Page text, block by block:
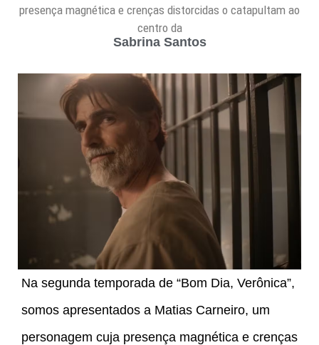
presença magnética e crenças distorcidas o catapultam ao
centro da
Sabrina Santos
Na segunda temporada de “Bom Dia, Verônica”,
somos apresentados a Matias Carneiro, um
personagem cuja presença magnética e crenças